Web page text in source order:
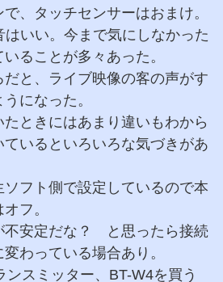
、タッチセンサーはおまけ。
いい。今まで気にしなかった
ることが多々あった。
と、ライブ映像の客の声がす
になった。
ときにはあまり違いもわから
いるといろいろな気づきがあ
フト側で設定しているので本
フ。
不安定だな？ と思ったら接続
わっている場合あり。
ンスミッター、BT-W4を買う